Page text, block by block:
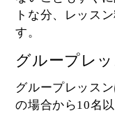
トな分、レッス
す。
グループレ
グループレッス
の場合から10名